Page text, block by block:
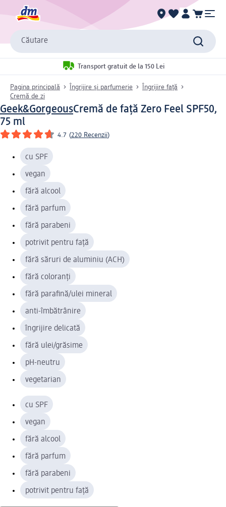
Căutare
Transport gratuit de la 150 Lei
Pagina principală Îngrijire și parfumerie
Îngrijire față
Cremă de zi
Geek&GorgeousCremă de față Zero Feel SPF50,
75 ml
4.7 (220 Recenzii)
cu SPF
vegan
fără alcool
fără parfum
fără parabeni
potrivit pentru față
fără săruri de aluminiu (ACH)
fără coloranți
fără parafină/ulei mineral
anti-îmbătrânire
îngrijire delicată
fără ulei/grăsime
pH-neutru
vegetarian
cu SPF
vegan
fără alcool
fără parfum
fără parabeni
potrivit pentru față